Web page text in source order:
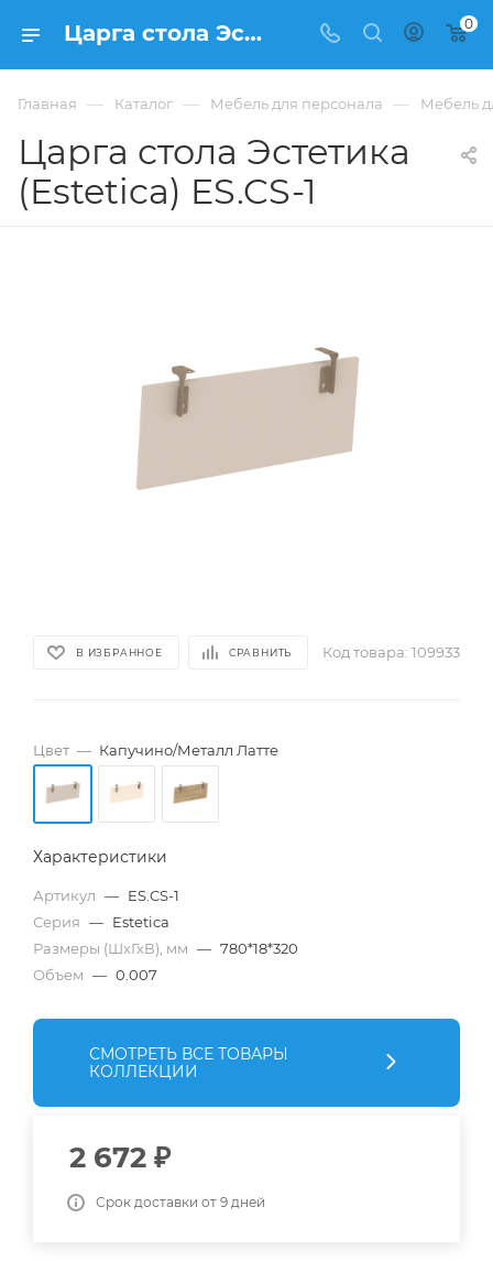
Царга стола Эстетика (Estetica) ES.CS-1 купить в Москве, цена 2 672 ₽. - интернет-магазин ФРАНКОМ 0
Главная — Каталог — Мебель для персонала — Мебель
Царга стола Эстетика
(Estetica) ES.CS-1
В ИЗБРАННОЕ СРАВНИТЬ Код товара: 109933
Цвет — Капучино/Металл Латте
Характеристики
Артикул — ES.CS-1
Серия — Estetica
Размеры (ШхГхВ), мм — 780*18*320
Объем — 0.007
СМОТРЕТЬ ВСЕ ТОВАРЫ
КОЛЛЕКЦИИ
2 672 ₽
Срок доставки от 9 дней